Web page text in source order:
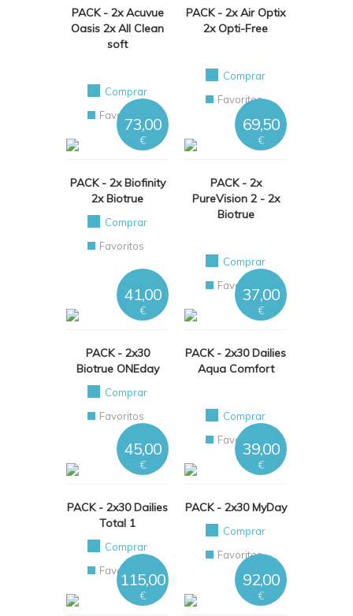
PACK - 2x Acuvue
Oasis 2x All Clean
soft
Comprar
Favoritos
PACK - 2x Air Optix
2x Opti-Free
Comprar
Favoritos
PACK - 2x Biofinity
2x Biotrue
73,00
€
Comprar
Favoritos
PACK - 2x
PureVision 2 - 2x
Biotrue
69,50
€
Comprar
Favoritos
PACK - 2x30
Biotrue ONEday
41,00
€
Comprar
Favoritos
PACK - 2x30 Dailies
Aqua Comfort
37,00
€
Comprar
Favoritos
PACK - 2x30 Dailies
Total 1
45,00
€
Comprar
Favoritos
PACK - 2x30 MyDay
39,00
€
Comprar
Favoritos
115,00
€
92,00
€